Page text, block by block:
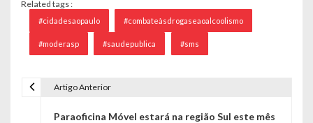
Related tags :
#cidadesaopaulo #combateàsdrogaseaoalcoolismo
#moderasp #saudepublica #sms
Artigo Anterior
Paraoficina Móvel estará na região Sul este mês